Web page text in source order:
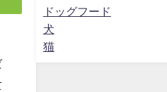
ドッグフード
犬
猫